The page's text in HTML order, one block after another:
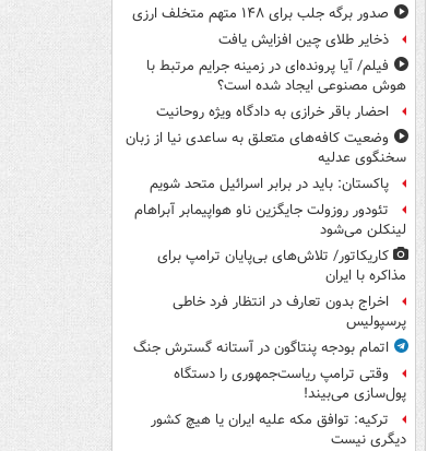
صدور برگه جلب برای ۱۴۸ متهم متخلف ارزی
ذخایر طلای چین افزایش یافت
فیلم/ آیا پرونده‌ای در زمینه جرایم مرتبط با
هوش مصنوعی ایجاد شده است؟
احضار باقر خرازی به دادگاه ویژه روحانیت
وضعیت کافه‌های متعلق به ساعدی نیا از زبان
سخنگوی عدلیه
پاکستان: باید در برابر اسرائیل متحد شویم
تئودور روزولت جایگزین ناو هواپیمابر آبراهام
لینکلن می‌شود
کاریکاتور/ تلاش‌های بی‌پایان ترامپ برای
مذاکره با ایران
اخراج بدون تعارف در انتظار فرد خاطی
پرسپولیس
اتمام بودجه پنتاگون در آستانه گسترش جنگ
وقتی ترامپ ریاست‌جمهوری را دستگاه
پول‌سازی می‌بیند!
ترکیه: توافق مکه علیه ایران یا هیچ کشور
دیگری نیست